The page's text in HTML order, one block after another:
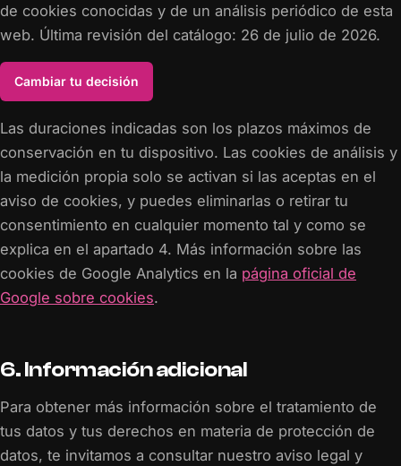
de cookies conocidas y de un análisis periódico de esta
web. Última revisión del catálogo: 26 de julio de 2026.
Cambiar tu decisión
Las duraciones indicadas son los plazos máximos de
conservación en tu dispositivo. Las cookies de análisis y
la medición propia solo se activan si las aceptas en el
aviso de cookies, y puedes eliminarlas o retirar tu
consentimiento en cualquier momento tal y como se
explica en el apartado 4. Más información sobre las
cookies de Google Analytics en la página oficial de
Google sobre cookies.
6. Información adicional
Para obtener más información sobre el tratamiento de
tus datos y tus derechos en materia de protección de
datos, te invitamos a consultar nuestro aviso legal y